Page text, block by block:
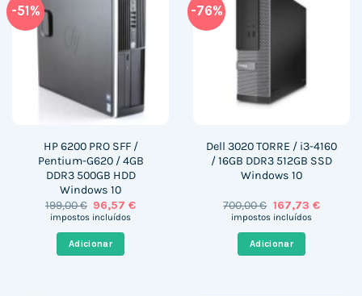
-51%
HP 6200 PRO SFF /
Pentium-G620 / 4GB
DDR3 500GB HDD
Windows 10
199,00€ O
preço
199,00 €.
96,57€O
impostos incluídos
Adicionar
-76%
Dell 3020 TORRE / i3-4160
/ 16GB DDR3 512GB SSD
Windows 10
700,00€ O
preço
700,00 €.
167,73 €O
impostos incluídos
Adicionar